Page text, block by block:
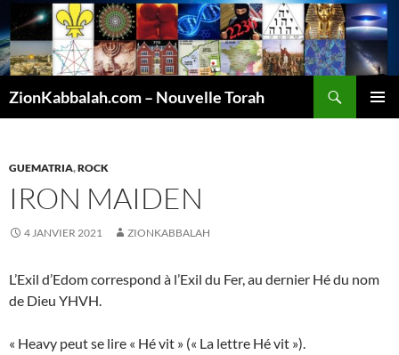
ZionKabbalah.com – Nouvelle Torah
GUEMATRIA,ROCK
IRON MAIDEN
4 JANVIER 2021 ZIONKABBALAH
L’Exil d’Edom correspond à l’Exil du Fer, au dernier Hé du nom
de Dieu YHVH.
« Heavy peut se lire « Hé vit » (« La lettre Hé vit »).